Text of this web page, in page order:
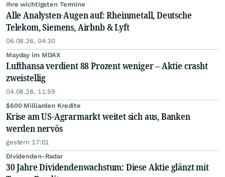
Ihre wichtigsten Termine
Alle Analysten-Augen auf: Rheinmetall, Deutsche
Telekom, Siemens, Airbnb & Lyft
06.08.26, 04:30
Mayday im MDAX
Lufthansa verdient 88 Prozent weniger – Aktie crasht
zweistellig
04.08.26, 11:59
$600 Milliarden Kredite
Krise am US-Agrarmarkt weitet sich aus, Banken
werden nervös
gestern 17:01
Dividenden-Radar
30 Jahre Dividendenwachstum: Diese Aktie glänzt mit